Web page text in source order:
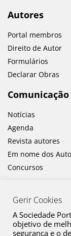
Autores
Portal membros
Direito de Autor
Formulários
Declarar Obras
Comunicação
Notícias
Agenda
Revista autores
Em nome dos
Concursos
Gerir Cookies
A Sociedade
objetivo de
segurança e o